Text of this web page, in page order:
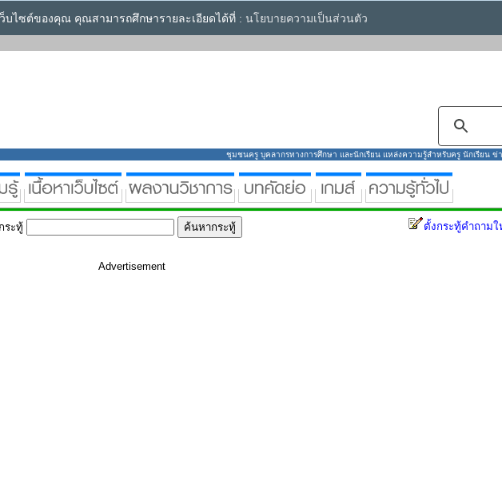
ไซต์ของคุณ คุณสามารถศึกษารายละเอียดได้ที่ : นโยบายความเป็นส่วนตัว
ชุมชนครู บุคลากรทางการศึกษา และนักเรียน แหล่งความรู้สำหรับครู นักเรียน
ระทู้ ตั้งกระทู้คำถามใ
Advertisement